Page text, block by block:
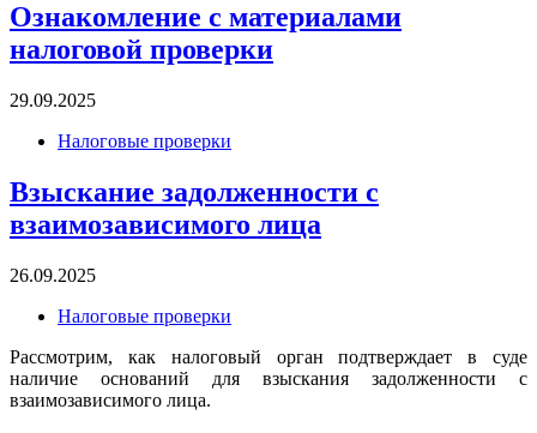
Ознакомление с материалами
налоговой проверки
29.09.2025
Налоговые проверки
Взыскание задолженности с
взаимозависимого лица
26.09.2025
Налоговые проверки
Рассмотрим, как налоговый орган подтверждает в суде
наличие оснований для взыскания задолженности с
взаимозависимого лица.